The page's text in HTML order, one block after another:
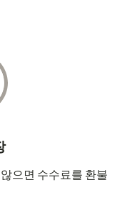
으면 수수료를 환불